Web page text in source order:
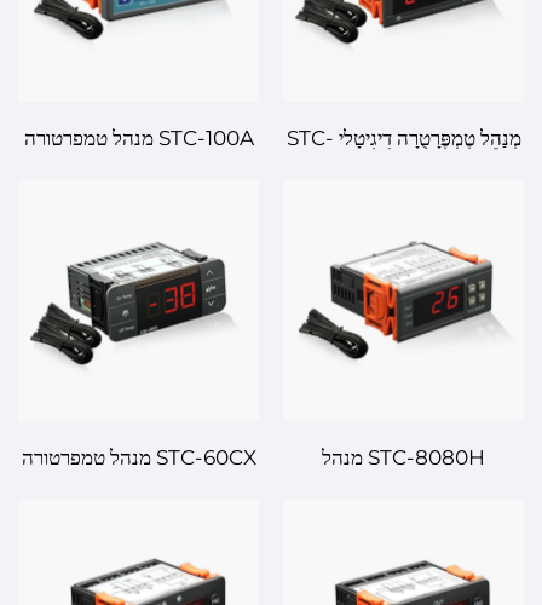
מְנַהֵל טֶמְפֶּרָטֻרָה דִיגִיטָלי STC-
STC-100A מנהל טמפרטורה
שלך
STC-8080H מנהל
והיענות
STC-60CX מנהל טמפרטורה